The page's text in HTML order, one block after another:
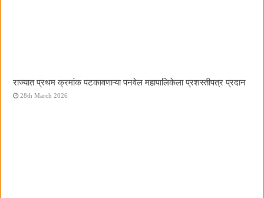
राज्यात प्रथम क्रमांक पटकावणाऱ्या पनवेल महापालिकेला प्रशस्तीपत्र प्रदान
28th March 2026